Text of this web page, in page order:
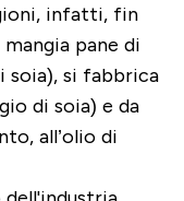
infatti, fin
pane di
soia), si fabbrica
di soia) e da
all’olio di